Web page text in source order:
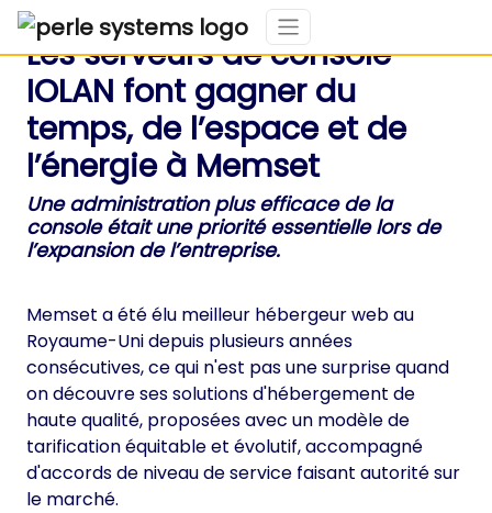
Les serveurs de console
IOLAN font gagner du
temps, de l’espace et de
l’énergie à Memset
Une administration plus efficace de la
console était une priorité essentielle lors de
l’expansion de l’entreprise.
Memset a été élu meilleur hébergeur web au
Royaume-Uni depuis plusieurs années
consécutives, ce qui n'est pas une surprise quand
on découvre ses solutions d'hébergement de
haute qualité, proposées avec un modèle de
tarification équitable et évolutif, accompagné
d'accords de niveau de service faisant autorité sur
le marché.